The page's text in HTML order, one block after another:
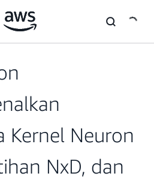
Kernel Neuron
NxD, dan